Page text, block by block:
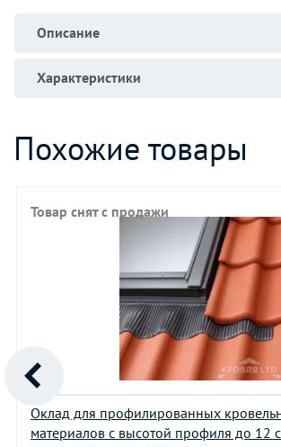
Описание
Характеристики
Похожие товары
Оклад для профилированных
материалов с высотой профиля до 12
Товар снят с продажи